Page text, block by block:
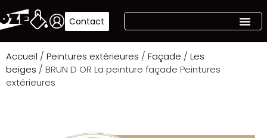
Contact
Accueil / Peintures extérieures / Façade / Les
beiges / BRUN D OR La peinture façade Peintures
extérieures